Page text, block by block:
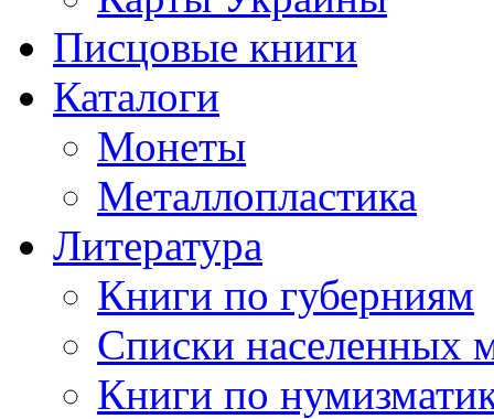
Писцовые книги
Каталоги
Монеты
Металлопластика
Литература
Книги по губерниям
Списки населенных
Книги по